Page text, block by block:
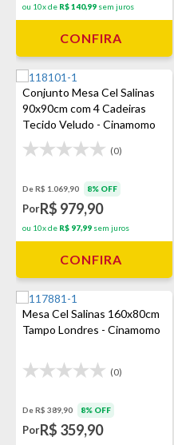
ou 10x de R$ 140,99 sem juros
CONFIRA
Conjunto Mesa Cel Salinas
90x90cm com 4 Cadeiras
Tecido Veludo - Cinamomo
(0)
De R$ 1.069,90 8% OFF
PorR$ 979,90
ou 10x de R$ 97,99 sem juros
CONFIRA
Mesa Cel Salinas 160x80cm
Tampo Londres - Cinamomo
(0)
De R$ 389,90 8% OFF
PorR$ 359,90